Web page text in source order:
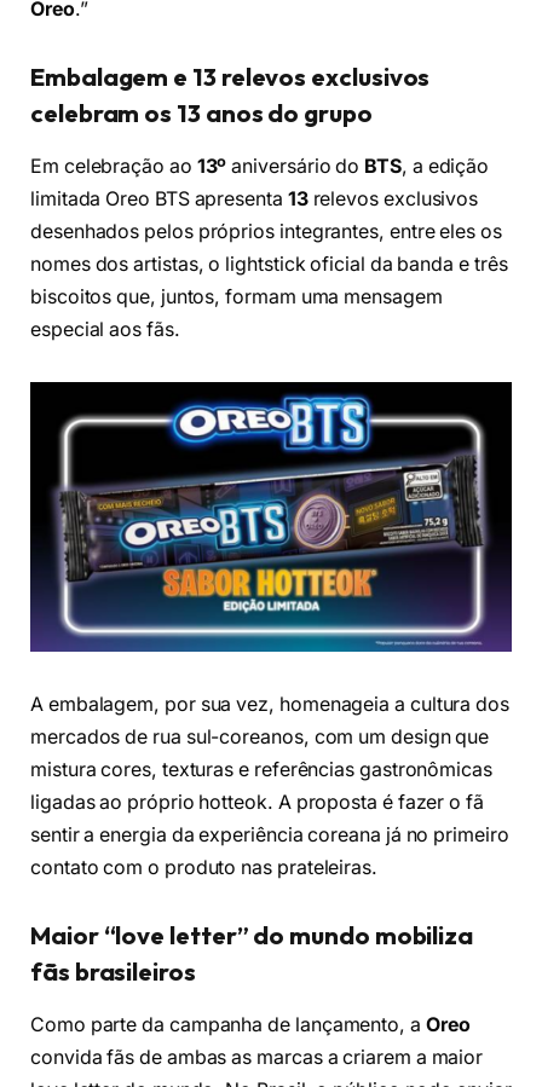
Oreo.”
Embalagem e 13 relevos exclusivos
celebram os 13 anos do grupo
Em celebração ao 13º aniversário do BTS, a edição
limitada Oreo BTS apresenta 13relevos exclusivos
desenhados pelos próprios integrantes, entre eles os
nomes dos artistas, o lightstick oficial da banda e três
biscoitos que, juntos, formam uma mensagem
especial aos fãs.
A embalagem, por sua vez, homenageia a cultura dos
mercados de rua sul-coreanos, com um design que
mistura cores, texturas e referências gastronômicas
ligadas ao próprio hotteok. A proposta é fazer o fã
sentir a energia da experiência coreana já no primeiro
contato com o produto nas prateleiras.
Maior “love letter” do mundo mobiliza
fãs brasileiros
Como parte da campanha de lançamento, a Oreo
convida fãs de ambas as marcas a criarem a maior